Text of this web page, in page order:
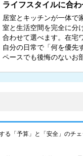
ライフスタイルに合
居室とキッチンが一体で
室と生活空間を完全に分
合わせて選べます。在宅
自分の日常で「何を優先
ペースでも後悔のないお
「予算」と「安全」のチェ